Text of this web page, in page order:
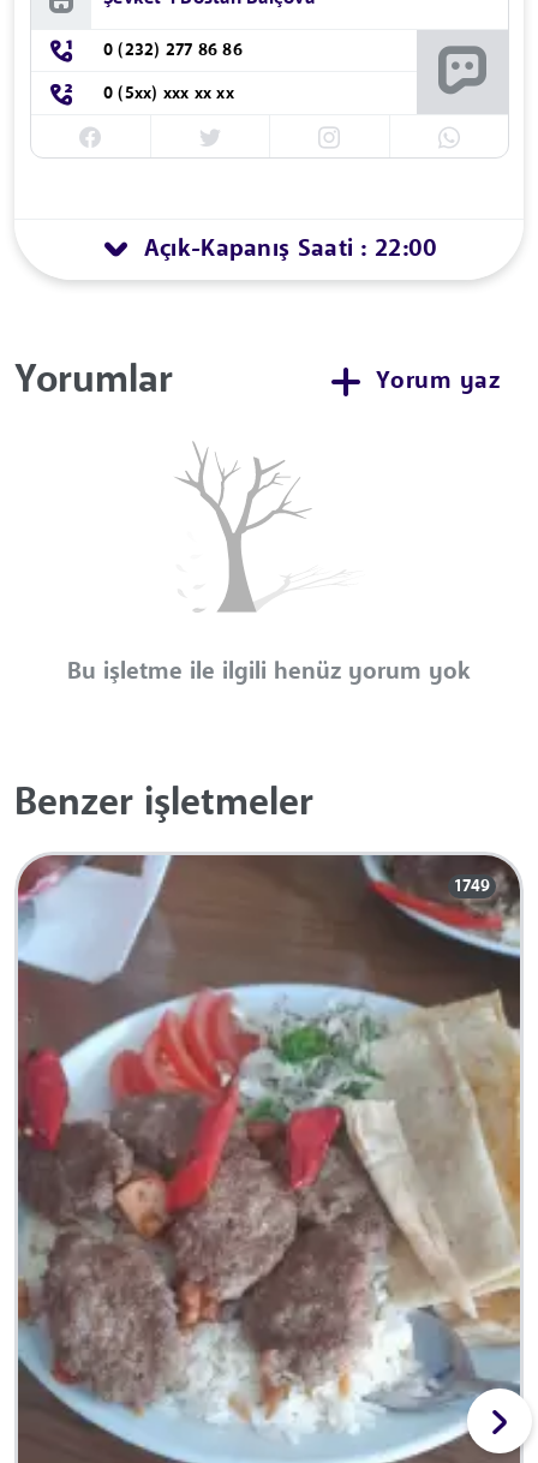
0 (232) 277 86 86
0 (5xx) xxx xx xx
Açık-Kapanış Saati : 22:00
Yorumlar Yorum yaz
Bu işletme ile ilgili henüz yorum yok
Benzer işletmeler
1749